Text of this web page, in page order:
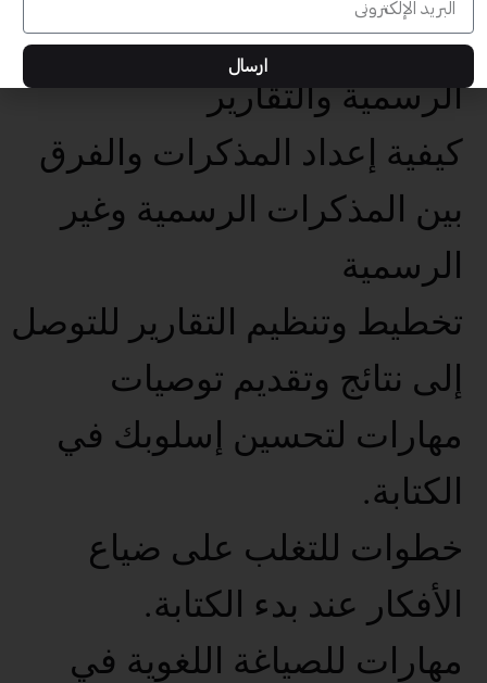
إعداد الرسائل والمذكرات
الرسمية والتقارير
كيفية إعداد المذكرات والفرق
بين المذكرات الرسمية وغير
الرسمية
تخطيط وتنظيم التقارير للتوصل
إلى نتائج وتقديم توصيات
مهارات لتحسين إسلوبك في
الكتابة.
خطوات للتغلب على ضياع
الأفكار عند بدء الكتابة.
مهارات للصياغة اللغوية في
ارسال